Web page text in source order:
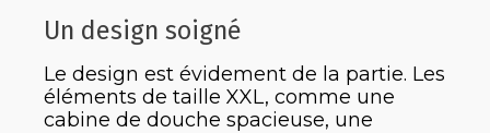
Un design soigné
Le design est évidement de la partie. Les
éléments de taille XXL, comme une
cabine de douche spacieuse, une